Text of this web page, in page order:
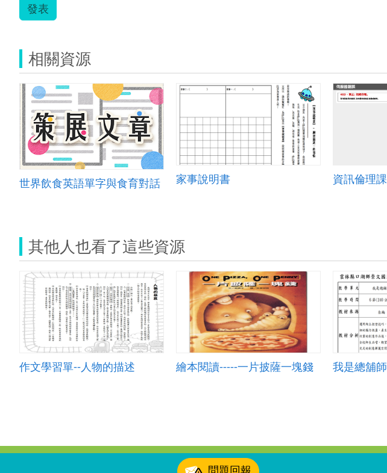
發表
相關資源
世界飲食英語單字與食育對話 家事說明書
其他人也看了這些資源
作文學習單--人物的描述 繪本閱讀-----一片披薩一塊錢 我是總舖師
問題回報